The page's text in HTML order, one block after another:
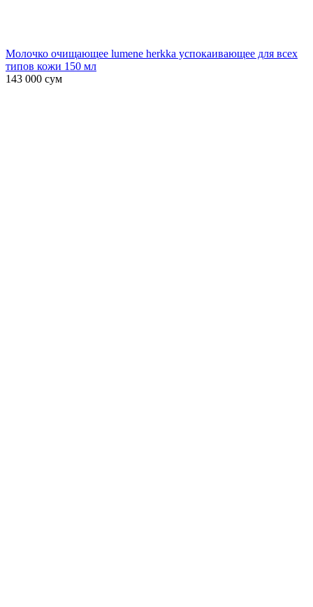
Молочко очищающее lumene herkka успокаивающее для всех
типов кожи 150 мл
143 000 сум